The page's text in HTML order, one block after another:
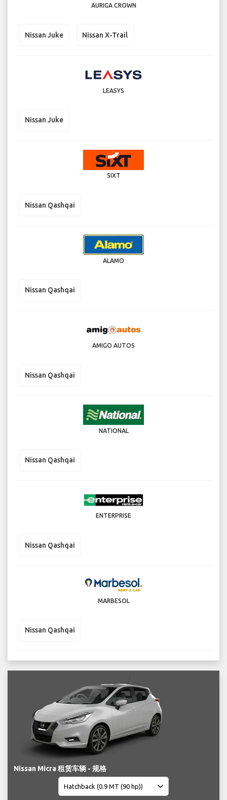
AURIGA CROWN
Nissan Juke Nissan X-Trail
LEASYS
Nissan Juke
SIXT
Nissan Qashqai
ALAMO
Nissan Qashqai
AMIGO AUTOS
Nissan Qashqai
NATIONAL
Nissan Qashqai
ENTERPRISE
Nissan Qashqai
MARBESOL
Nissan Qashqai
Nissan Micra 租赁车辆 - 规格